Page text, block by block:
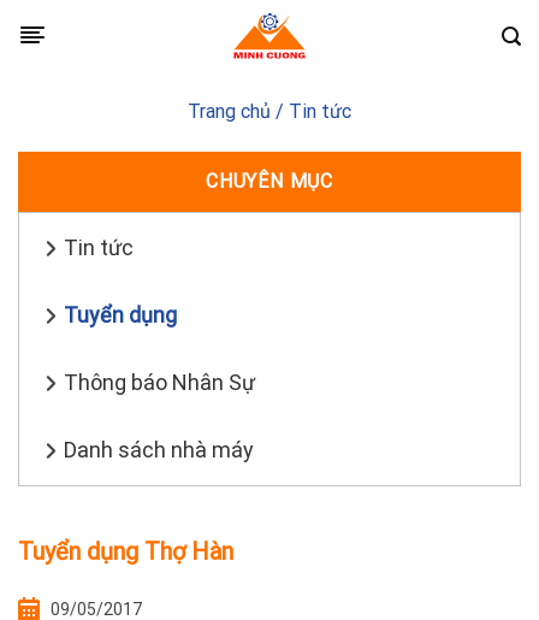
Trang chủ / Tin tức
CHUYÊN MỤC
Tin tức
Tuyển dụng
Thông báo Nhân Sự
Danh sách nhà máy
Tuyển dụng Thợ Hàn
09/05/2017